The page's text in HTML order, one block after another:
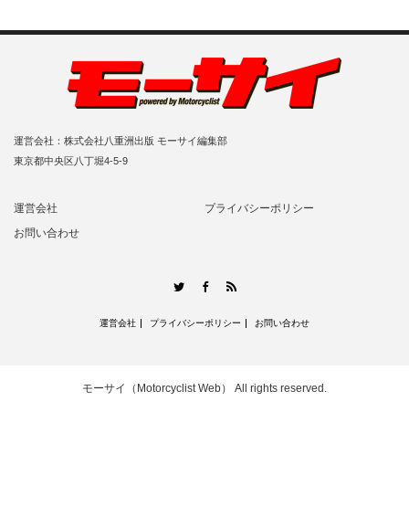
運営会社：株式会社八重洲出版 モーサイ編集部
東京都中央区八丁堀4-5-9
運営会社
プライバシーポリシー
お問い合わせ
TwitterFacebook
運営会社 プライバシーポリシー お問い合わせ
モーサイ（Motorcyclist Web） All rights reserved.